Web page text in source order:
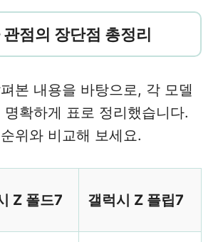
점의 장단점 총정리
본 내용을 바탕으로, 각 모델
명확하게 표로 정리했습니다.
위와 비교해 보세요.
Z 폴드7 갤럭시 Z 플립7